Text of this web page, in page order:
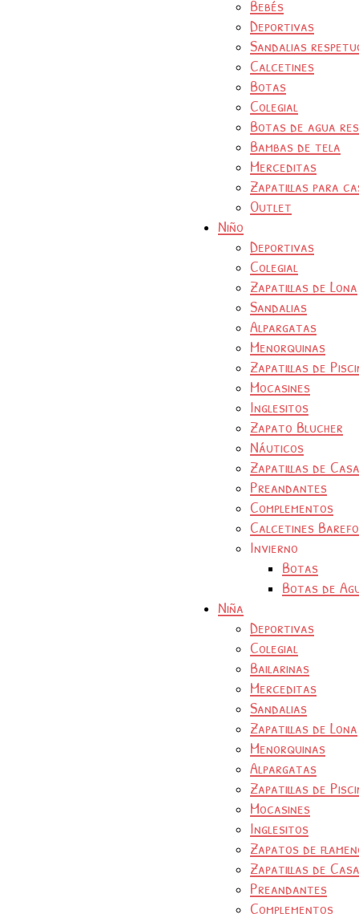
Bebés
Deportivas
Sandalias
Calcetines
Botas
Colegial
Botas de agua
Bambas de tela
Merceditas
Zapatillas para
Outlet
Niño
Deportivas
Colegial
Zapatillas de Lona
Sandalias
Alpargatas
Menorquinas
Zapatillas de
Mocasines
Inglesitos
Zapato Blucher
Náuticos
Zapatillas de Casa
Preandantes
Complementos
Calcetines
Invierno
Botas
Botas de
Niña
Deportivas
Colegial
Bailarinas
Merceditas
Sandalias
Zapatillas de Lona
Menorquinas
Alpargatas
Zapatillas de
Mocasines
Inglesitos
Zapatos de
Zapatillas de Casa
Preandantes
Complementos